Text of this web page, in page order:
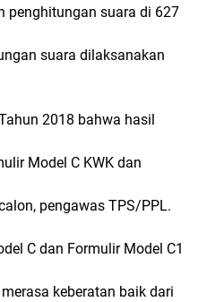
penghitungan suara di 627
suara dilaksanakan
2018 bahwa hasil
Model C KWK dan
pengawas TPS/PPL.
C dan Formulir Model C1
keberatan baik dari